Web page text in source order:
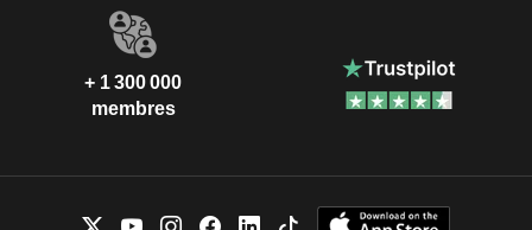
+ 1 300 000
membres